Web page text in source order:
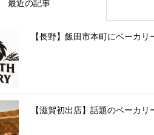
最近の記事
【長野】飯田市本町にベーカリ
【滋賀初出店】話題のベーカリ